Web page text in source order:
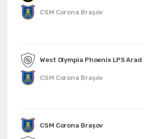
CSM Corona Braşov
West Olympia Phoenix LPS Arad
CSM Corona Braşov
CSM Corona Braşov